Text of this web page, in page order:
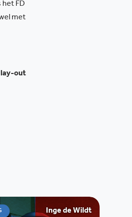
het FD
met
lay-out
Inge de Wildt